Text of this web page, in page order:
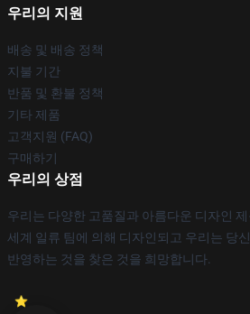
우리의 지원
배송 및 배송 정책
지불 기간
반품 및 환불 정책
기타 제품
고객지원 (FAQ)
구매하기
우리의 상점
우리는 다양한 고품질과 아름다운 디자인
세계 일류 팀에 의해 디자인되고 우리는 당
반영하는 것을 찾은 것을 희망합니다.